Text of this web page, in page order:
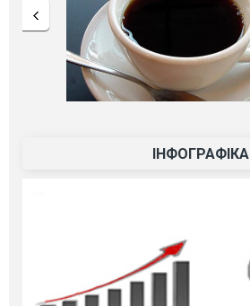
ІНФОГРАФІКА